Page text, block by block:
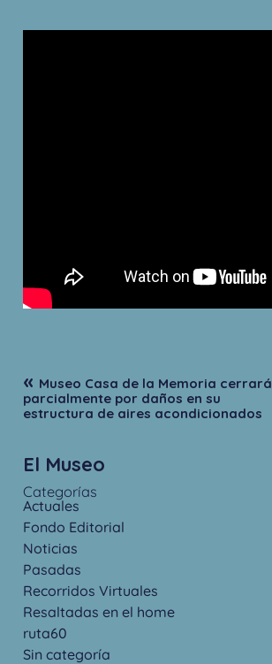
« Museo Casa de la Memoria cerrará
parcialmente por daños en su
estructura de aires acondicionados
El Museo
Categorías
Actuales
Fondo Editorial
Noticias
Pasadas
Recorridos Virtuales
Resaltadas en el home
ruta60
Sin categoría